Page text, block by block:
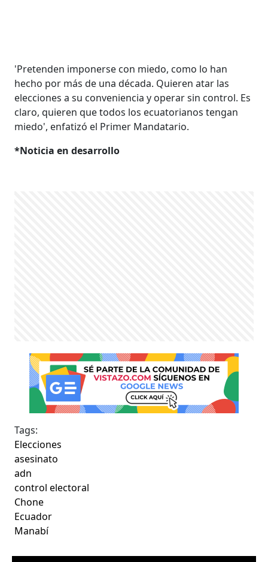
'Pretenden imponerse con miedo, como lo han
hecho por más de una década. Quieren atar las
elecciones a su conveniencia y operar sin control. Es
claro, quieren que todos los ecuatorianos tengan
miedo', enfatizó el Primer Mandatario.
*Noticia en desarrollo
Tags:
Elecciones
asesinato
adn
control electoral
Chone
Ecuador
Manabí